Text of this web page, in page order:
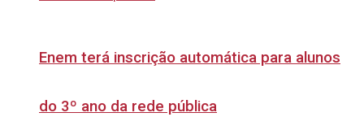
Enem terá inscrição automática para alunos
do 3º ano da rede pública